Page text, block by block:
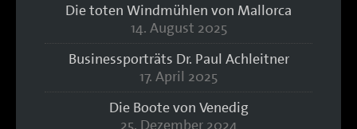
Die toten Windmühlen von Mallorca
14. August 2025
Businessporträts Dr. Paul Achleitner
17. April 2025
Die Boote von Venedig